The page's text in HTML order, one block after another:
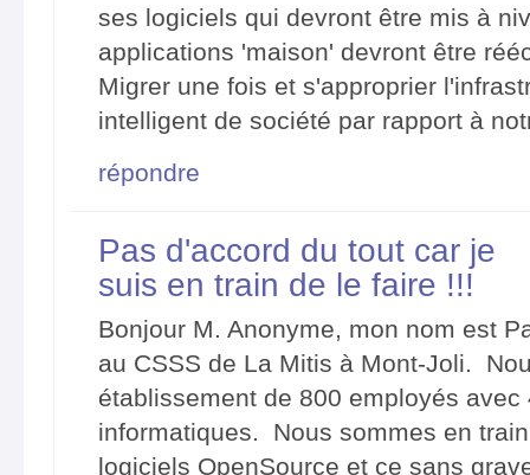
ses logiciels qui devront être mis à
applications 'maison' devront être
Migrer une fois et s'approprier
intelligent de société par rapport à
répondre
Pas d'accord du tout car je
suis en train de le faire !!!
Bonjour M. Anonyme, mon nom est
au CSSS de La Mitis à Mont-Joli.
établissement de 800 employés avec
informatiques. Nous sommes en
logiciels OpenSource et ce sans